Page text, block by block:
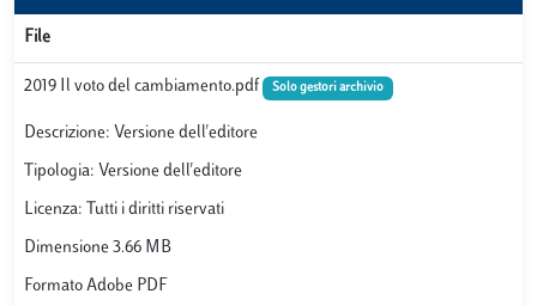
File
2019 Il voto del cambiamento.pdf Solo gestori archivio
Descrizione: Versione dell'editore
Tipologia: Versione dell'editore
Licenza: Tutti i diritti riservati
Dimensione 3.66 MB
Formato Adobe PDF